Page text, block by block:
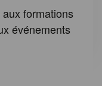
formations
événements